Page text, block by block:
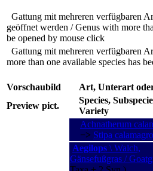
Gattung mit mehreren verfügbaren
geöffnet werden / Genus with more
be opened by mouse click
Gattung mit mehreren verfügbaren
more than one available species has
Vorschaubild Art, Unterart
Preview pict.
Species,
Variety
Achnatherum
−> Stipa
Aegilops \ Walch,
Gänsefußgras /